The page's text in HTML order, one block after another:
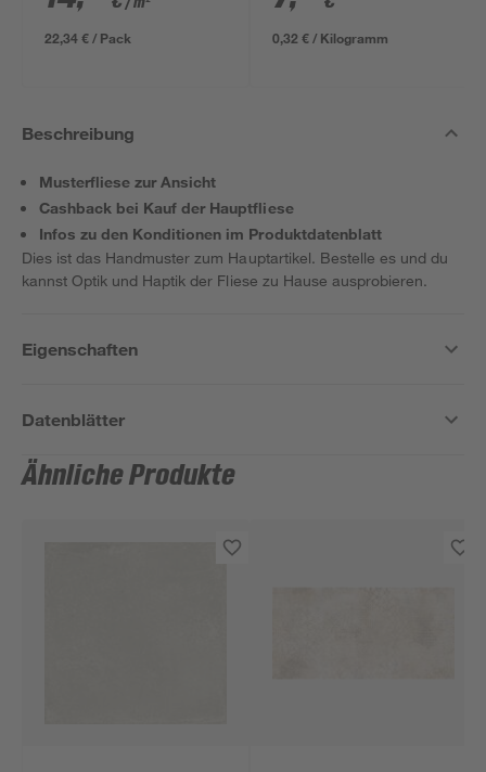
22,34 € / Pack
0,32 € / Kilogramm
Beschreibung
Musterfliese zur Ansicht
Cashback bei Kauf der Hauptfliese
Infos zu den Konditionen im Produktdatenblatt
Dies ist das Handmuster zum Hauptartikel. Bestelle es und du
kannst Optik und Haptik der Fliese zu Hause ausprobieren.
Eigenschaften
Datenblätter
Ähnliche Produkte